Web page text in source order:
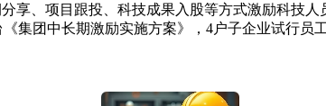
、项目跟投、科技成果入股等方式激励科技人
集团中长期激励实施方案》，4户子企业试行